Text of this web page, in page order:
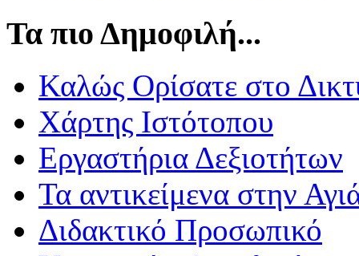
Τα πιο Δημοφιλή...
Καλώς Ορίσατε στο
Χάρτης Ιστότοπου
Εργαστήρια Δεξιοτήτων
Τα αντικείμενα στην
Διδακτικό Προσωπικό